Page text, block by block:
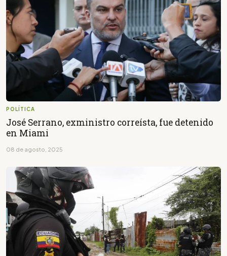
POLÍTICA
José Serrano, exministro correísta, fue detenido
en Miami
08 de agosto, 2025